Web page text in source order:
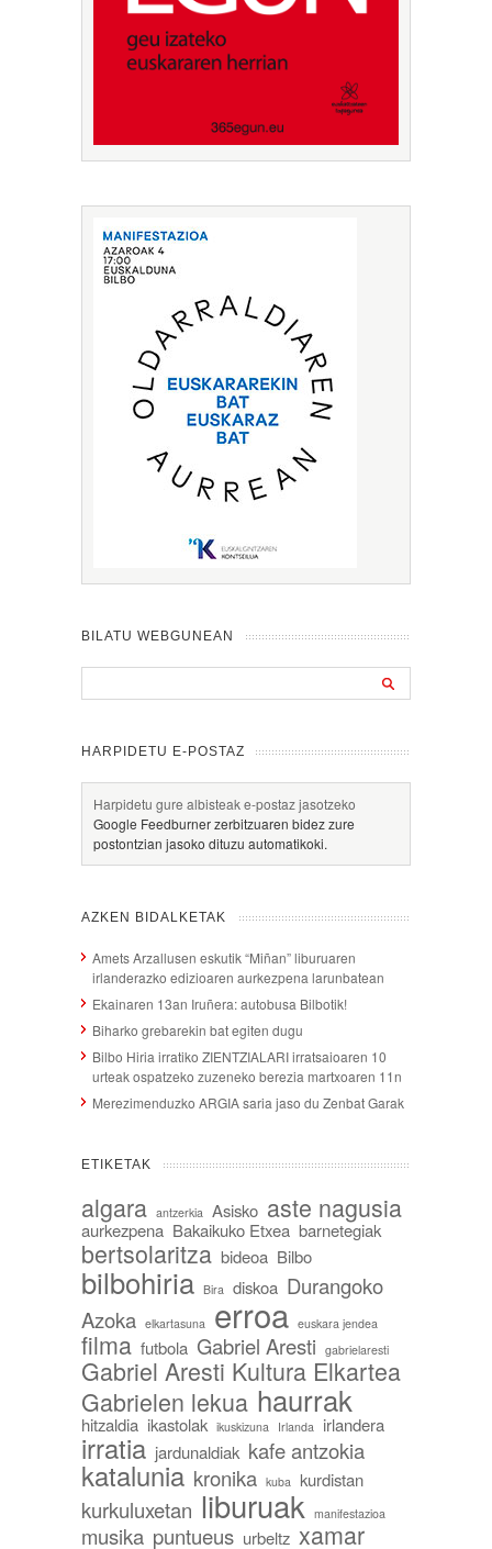
BILATU WEBGUNEAN
HARPIDETU E-POSTAZ
Harpidetu gure albisteak e-postaz jasotzeko
Google Feedburner zerbitzuaren bidez zure
postontzian jasoko dituzu automatikoki.
AZKEN BIDALKETAK
Amets Arzallusen eskutik “Miñan” liburuaren
irlanderazko edizioaren aurkezpena larunbatean
Ekainaren 13an Iruñera: autobusa Bilbotik!
Biharko grebarekin bat egiten dugu
Bilbo Hiria irratiko ZIENTZIALARI irratsaioaren 10
urteak ospatzeko zuzeneko berezia martxoaren 11n
Merezimenduzko ARGIA saria jaso du Zenbat Garak
ETIKETAK
algara antzerkia Asisko aste nagusia
aurkezpena Bakaikuko Etxea barnetegiak
bertsolaritza bideoa Bilbo
bilbohiria Bira diskoa Durangoko
Azoka elkartasuna erroa euskara jendea
filma futbola Gabriel Aresti gabrielaresti
Gabriel Aresti Kultura Elkartea
Gabrielen lekua haurrak
hitzaldia ikastolak ikuskizuna Irlanda irlandera
irratia jardunaldiak kafe antzokia
katalunia kronika kuba kurdistan
kurkuluxetan liburuak manifestazioa
musika puntueus urbeltz xamar